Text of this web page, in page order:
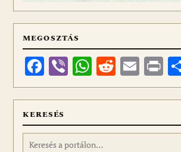
MEGOSZTÁS
Facebook
ViberWhatsApp
Reddit
KERESÉS
Keresés: